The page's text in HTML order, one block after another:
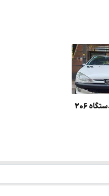
مزایده یک دستگاه 206